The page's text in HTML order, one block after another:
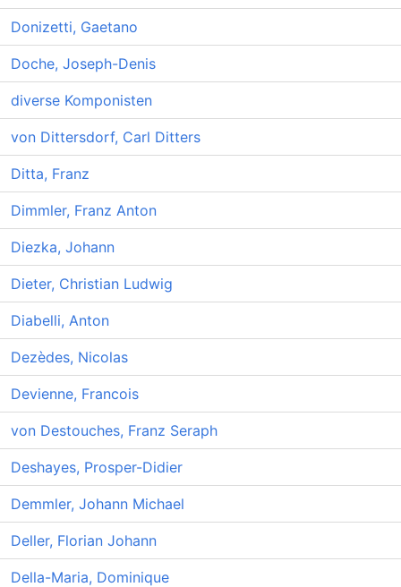
Donizetti, Gaetano
Doche, Joseph-Denis
diverse Komponisten
von Dittersdorf, Carl Ditters
Ditta, Franz
Dimmler, Franz Anton
Diezka, Johann
Dieter, Christian Ludwig
Diabelli, Anton
Dezèdes, Nicolas
Devienne, Francois
von Destouches, Franz Seraph
Deshayes, Prosper-Didier
Demmler, Johann Michael
Deller, Florian Johann
Della-Maria, Dominique